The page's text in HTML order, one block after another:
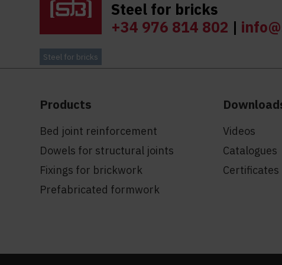
Steel for bricks
Steel for bricks
+34 976 814 802 |
Products
Bed joint reinforcement
Dowels for structural joints
Fixings for brickwork
Prefabricated formwork
Videos
Catalogues
Certificates